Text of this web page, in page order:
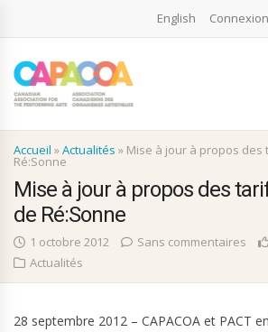
English Connexion
Accueil »Actualités » Mise à jour à propos des
Ré:Sonne
Mise à jour à propos des
de Ré:Sonne
1 octobre 2012 Sans commentaires
Actualités
28 septembre 2012 – CAPACOA et PACT